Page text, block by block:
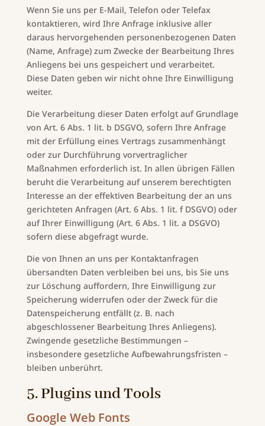
Wenn Sie uns per E-Mail, Telefon oder Telefax
kontaktieren, wird Ihre Anfrage inklusive aller
daraus hervorgehenden personenbezogenen Daten
(Name, Anfrage) zum Zwecke der Bearbeitung Ihres
Anliegens bei uns gespeichert und verarbeitet.
Diese Daten geben wir nicht ohne Ihre Einwilligung
weiter.
Die Verarbeitung dieser Daten erfolgt auf Grundlage
von Art. 6 Abs. 1 lit. b DSGVO, sofern Ihre Anfrage
mit der Erfüllung eines Vertrags zusammenhängt
oder zur Durchführung vorvertraglicher
Maßnahmen erforderlich ist. In allen übrigen Fällen
beruht die Verarbeitung auf unserem berechtigten
Interesse an der effektiven Bearbeitung der an uns
gerichteten Anfragen (Art. 6 Abs. 1 lit. f DSGVO) oder
auf Ihrer Einwilligung (Art. 6 Abs. 1 lit. a DSGVO)
sofern diese abgefragt wurde.
Die von Ihnen an uns per Kontaktanfragen
übersandten Daten verbleiben bei uns, bis Sie uns
zur Löschung auffordern, Ihre Einwilligung zur
Speicherung widerrufen oder der Zweck für die
Datenspeicherung entfällt (z. B. nach
abgeschlossener Bearbeitung Ihres Anliegens).
Zwingende gesetzliche Bestimmungen –
insbesondere gesetzliche Aufbewahrungsfristen –
bleiben unberührt.
5. Plugins und Tools
Google Web Fonts